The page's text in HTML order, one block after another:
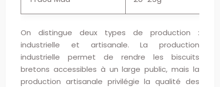
On distingue deux types de production :
industrielle et artisanale. La production
industrielle permet de rendre les biscuits
bretons accessibles à un large public, mais la
production artisanale privilégie la qualité des